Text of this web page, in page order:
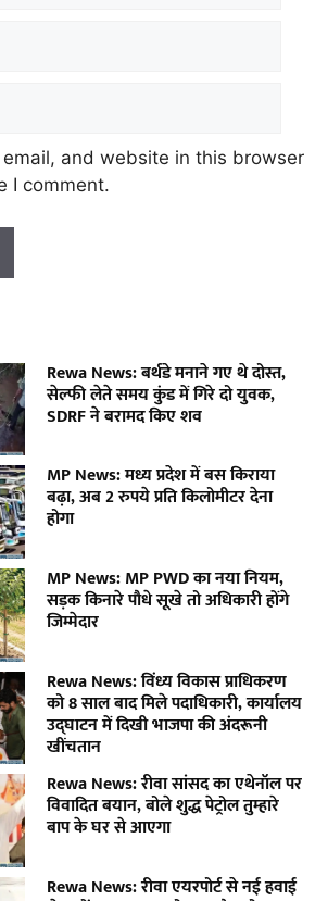
email, and website in this browser
I comment.
Rewa News: बर्थडे मनाने गए थे दोस्त,
सेल्फी लेते समय कुंड में गिरे दो युवक,
SDRF ने बरामद किए शव
MP News: मध्य प्रदेश में बस किराया
बढ़ा, अब 2 रुपये प्रति किलोमीटर देना
होगा
MP News: MP PWD का नया नियम,
सड़क किनारे पौधे सूखे तो अधिकारी होंगे
जिम्मेदार
Rewa News: विंध्य विकास प्राधिकरण
को 8 साल बाद मिले पदाधिकारी, कार्यालय
उद्घाटन में दिखी भाजपा की अंदरूनी
खींचतान
Rewa News: रीवा सांसद का एथेनॉल पर
विवादित बयान, बोले शुद्ध पेट्रोल तुम्हारे
बाप के घर से आएगा
Rewa News: रीवा एयरपोर्ट से नई हवाई